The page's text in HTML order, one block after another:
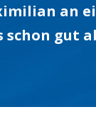
an
schon gut